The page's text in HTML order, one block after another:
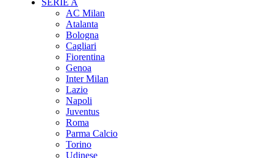
SERIE A
AC Milan
Atalanta
Bologna
Cagliari
Fiorentina
Genoa
Inter Milan
Lazio
Napoli
Juventus
Roma
Parma Calcio
Torino
Udinese